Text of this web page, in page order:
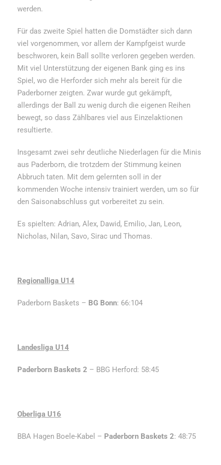
werden.
Für das zweite Spiel hatten die Domstädter sich dann
viel vorgenommen, vor allem der Kampfgeist wurde
beschworen, kein Ball sollte verloren gegeben werden.
Mit viel Unterstützung der eigenen Bank ging es ins
Spiel, wo die Herforder sich mehr als bereit für die
Paderborner zeigten. Zwar wurde gut gekämpft,
allerdings der Ball zu wenig durch die eigenen Reihen
bewegt, so dass Zählbares viel aus Einzelaktionen
resultierte.
Insgesamt zwei sehr deutliche Niederlagen für die Minis
aus Paderborn, die trotzdem der Stimmung keinen
Abbruch taten. Mit dem gelernten soll in der
kommenden Woche intensiv trainiert werden, um so für
den Saisonabschluss gut vorbereitet zu sein.
Es spielten: Adrian, Alex, Dawid, Emilio, Jan, Leon,
Nicholas, Nilan, Savo, Sirac und Thomas.
Regionalliga U14
Paderborn Baskets – BG Bonn: 66:104
Landesliga U14
Paderborn Baskets 2 – BBG Herford: 58:45
Oberliga U16
BBA Hagen Boele-Kabel – Paderborn Baskets 2: 48:75